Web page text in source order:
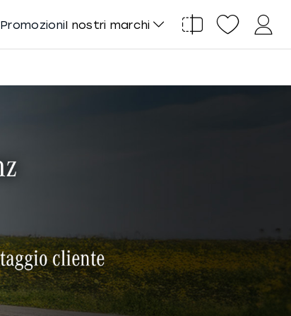
PromozioniI nostri marchi